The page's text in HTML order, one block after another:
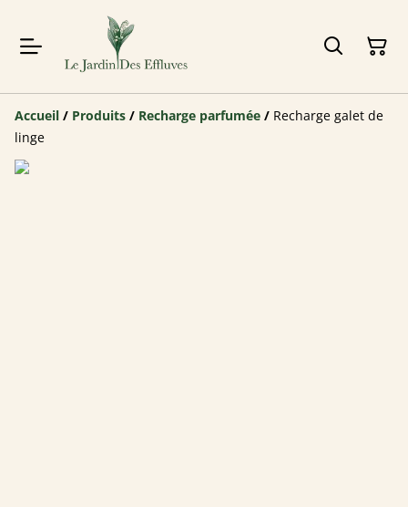
Accueil / Produits / Recharge parfumée / Recharge galet de
linge